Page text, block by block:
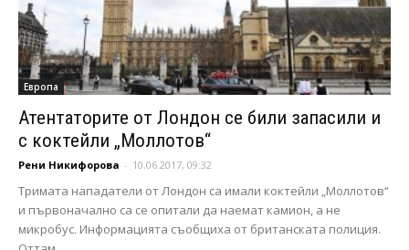
Европа
Атентаторите от Лондон се били запасили и
с коктейли „Моллотов“
Рени Никифорова - 10.06.2017, 09:32
Тримата нападатели от Лондон са имали коктейли „Моллотов“
и първоначално са се опитали да наемат камион, а не
микробус. Информацията съобщиха от британската полиция.